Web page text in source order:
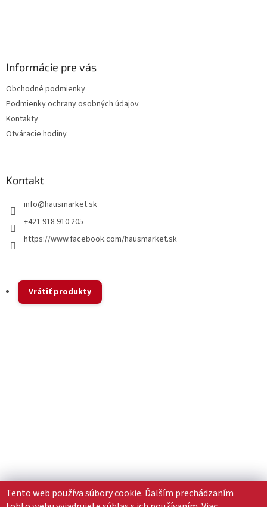
Tento web používa súbory cookie. Ďalším prechádzaním
Informácie pre vás
Obchodné podmienky
Podmienky ochrany osobných údajov
Kontakty
Otváracie hodiny
Kontakt
info@hausmarket.sk
+421 918 910 205
https://www.facebook.com/hausmarket.sk
Vrátiť produkty